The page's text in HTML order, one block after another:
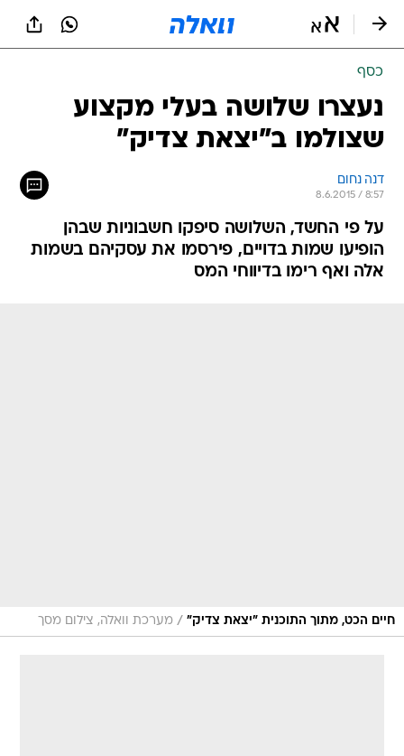
כסף
נעצרו שלושה בעלי מקצוע
שצולמו ב"יצאת צדיק"
דנה נחום
8.6.2015 / 8:57
על פי החשד, השלושה סיפקו חשבוניות שבהן
הופיעו שמות בדויים, פירסמו את עסקיהם בשמות
אלה ואף רימו בדיווחי המס
חיים הכט, מתוך התוכנית "יצאת צדיק" / מערכת וואלה, צילום מסך